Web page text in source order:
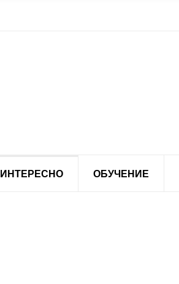
ИНТЕРЕСНО ОБУЧЕНИЕ